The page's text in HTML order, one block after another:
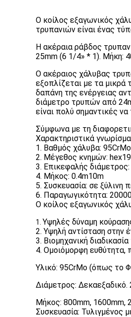
Ο κοίλος εξαγωνικός
τρυπανιών είναι ένας
Η ακέραια ράβδος
25mm (6 1/4» * 1). Μήκη:
Ο ακέραιος χάλυβας
εξοπλίζεται με τα
δαπάνη της ενέργειας
διάμετρο τρυπών από
είναι πολύ σημαντικές
Σύμφωνα με τη
Χαρακτηριστικά
1. Βαθμός χάλυβα:
2. Μέγεθος κνημών:
3. Επικεφαλής
4. Μήκος: 0.4m10m
5. Συσκευασία: σε ξύλινη
6. Παραγωγικότητα:
Ο κοίλος εξαγωνικός
1. Υψηλές δύναμη
2. Υψηλή αντίσταση στην
3. Βιομηχανική
4. Ομοιόμορφη ευθύτητα,
Υλικό: 95CrMo (όπως
Διάμετρος: Δεκαεξαδικό.
Μήκος: 800mm, 1600mm,
Συσκευασία: Τυλιγμένος